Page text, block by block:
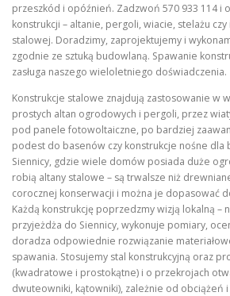
przeszkód i opóźnień. Zadzwoń 570 933 114 i
konstrukcji – altanie, pergoli, wiacie, stelażu
stalowej. Doradzimy, zaprojektujemy i
zgodnie ze sztuką budowlaną. Spawanie
zasługa naszego wieloletniego doświadczenia.
Konstrukcje stalowe znajdują zastosowanie w
prostych altan ogrodowych i pergoli, przez
pod panele fotowoltaiczne, po bardziej
podest do basenów czy konstrukcje nośne dla
Siennicy, gdzie wiele domów posiada duże
robią altany stalowe – są trwalsze niż
corocznej konserwacji i można je dopasować
Każdą konstrukcję poprzedzmy wizją lokalną –
przyjeżdża do Siennicy, wykonuje pomiary,
doradza odpowiednie rozwiązanie
spawania. Stosujemy stal konstrukcyjną oraz
(kwadratowe i prostokątne) i o przekrojach
dwuteowniki, kątowniki), zależnie od obciążeń